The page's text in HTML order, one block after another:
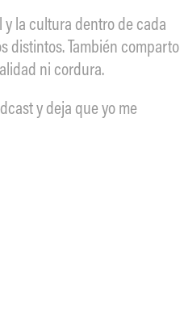
y la cultura dentro de cada
distintos. También comparto
ni cordura.
y deja que yo me